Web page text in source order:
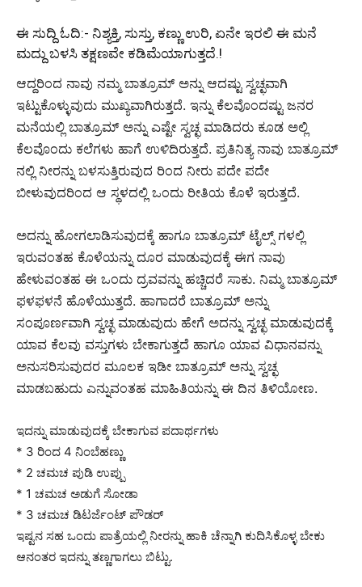
ಈ ಸುದ್ದಿ ಓದಿ:- ನಿಶ್ಯಕ್ತಿ, ಸುಸ್ತು, ಕಣ್ಣು ಉರಿ, ಏನೇ ಇರಲಿ ಈ ಮನೆ
ಮದ್ದು ಬಳಸಿ ತಕ್ಷಣವೇ ಕಡಿಮೆಯಾಗುತ್ತದೆ.!
ಆದ್ದರಿಂದ ನಾವು ನಮ್ಮ ಬಾತ್ರೂಮ್ ಅನ್ನು ಆದಷ್ಟು ಸ್ವಚ್ಛವಾಗಿ
ಇಟ್ಟುಕೊಳ್ಳುವುದು ಮುಖ್ಯವಾಗಿರುತ್ತದೆ. ಇನ್ನು ಕೆಲವೊಂದಷ್ಟು ಜನರ
ಮನೆಯಲ್ಲಿ ಬಾತ್ರೂಮ್ ಅನ್ನು ಎಷ್ಟೇ ಸ್ವಚ್ಛ ಮಾಡಿದರು ಕೂಡ ಅಲ್ಲಿ
ಕೆಲವೊಂದು ಕಲೆಗಳು ಹಾಗೆ ಉಳಿದಿರುತ್ತದೆ. ಪ್ರತಿನಿತ್ಯ ನಾವು ಬಾತ್ರೂಮ್
ನಲ್ಲಿ ನೀರನ್ನು ಬಳಸುತ್ತಿರುವುದ ರಿಂದ ನೀರು ಪದೇ ಪದೇ
ಬೀಳುವುದರಿಂದ ಆ ಸ್ಥಳದಲ್ಲಿ ಒಂದು ರೀತಿಯ ಕೊಳೆ ಇರುತ್ತದೆ.
ಅದನ್ನು ಹೋಗಲಾಡಿಸುವುದಕ್ಕೆ ಹಾಗೂ ಬಾತ್ರೂಮ್ ಟೈಲ್ಸ್ ಗಳಲ್ಲಿ
ಇರುವಂತಹ ಕೊಳೆಯನ್ನು ದೂರ ಮಾಡುವುದಕ್ಕೆ ಈಗ ನಾವು
ಹೇಳುವಂತಹ ಈ ಒಂದು ದ್ರವವನ್ನು ಹಚ್ಚಿದರೆ ಸಾಕು. ನಿಮ್ಮ ಬಾತ್ರೂಮ್
ಫಳಫಳನೆ ಹೊಳೆಯುತ್ತದೆ. ಹಾಗಾದರೆ ಬಾತ್ರೂಮ್ ಅನ್ನು
ಸಂಪೂರ್ಣವಾಗಿ ಸ್ವಚ್ಛ ಮಾಡುವುದು ಹೇಗೆ ಅದನ್ನು ಸ್ವಚ್ಛ ಮಾಡುವುದಕ್ಕೆ
ಯಾವ ಕೆಲವು ವಸ್ತುಗಳು ಬೇಕಾಗುತ್ತದೆ ಹಾಗೂ ಯಾವ ವಿಧಾನವನ್ನು
ಅನುಸರಿಸುವುದರ ಮೂಲಕ ಇಡೀ ಬಾತ್ರೂಮ್ ಅನ್ನು ಸ್ವಚ್ಛ
ಮಾಡಬಹುದು ಎನ್ನುವಂತಹ ಮಾಹಿತಿಯನ್ನು ಈ ದಿನ ತಿಳಿಯೋಣ.
ಇದನ್ನು ಮಾಡುವುದಕ್ಕೆ ಬೇಕಾಗುವ ಪದಾರ್ಥಗಳು
* 3 ರಿಂದ 4 ನಿಂಬೆಹಣ್ಣು
* 2 ಚಮಚ ಪುಡಿ ಉಪ್ಪು
* 1 ಚಮಚ ಅಡುಗೆ ಸೋಡಾ
* 3 ಚಮಚ ಡಿಟರ್ಜೆಂಟ್ ಪೌಡರ್
ಇಷ್ಟನ ಸಹ ಒಂದು ಪಾತ್ರೆಯಲ್ಲಿ ನೀರನ್ನು ಹಾಕಿ ಚೆನ್ನಾಗಿ ಕುದಿಸಿಕೊಳ್ಳ ಬೇಕು
ಆನಂತರ ಇದನ್ನು ತಣ್ಣಗಾಗಲು ಬಿಟ್ಟು.